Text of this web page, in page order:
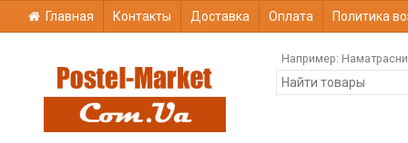
Главная Контакты Доставка Оплата Политика
Например: